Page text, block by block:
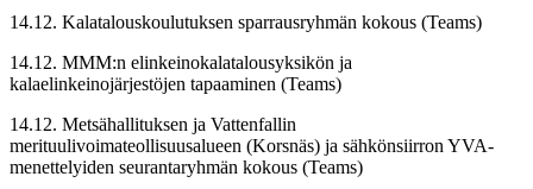
14.12. Kalatalouskoulutuksen sparrausryhmän kokous (Teams)
14.12. MMM:n elinkeinokalatalousyksikön ja
kalaelinkeinojärjestöjen tapaaminen (Teams)
14.12. Metsähallituksen ja Vattenfallin
merituulivoimateollisuusalueen (Korsnäs) ja sähkönsiirron YVA-
menettelyiden seurantaryhmän kokous (Teams)